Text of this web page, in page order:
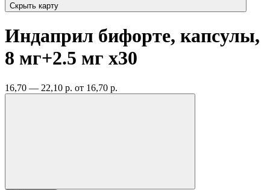
Скрыть карту
Индаприл бифорте, капсулы,
8 мг+2.5 мг x30
16,70 — 22,10 р. от 16,70 р.